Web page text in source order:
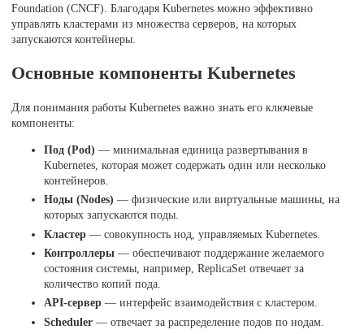
Foundation (CNCF). Благодаря Kubernetes можно эффективно
управлять кластерами из множества серверов, на которых
запускаются контейнеры.
Основные компоненты Kubernetes
Для понимания работы Kubernetes важно знать его ключевые
компоненты:
Под (Pod) — минимальная единица развертывания в
Kubernetes, которая может содержать один или несколько
контейнеров.
Ноды (Nodes) — физические или виртуальные машины, на
которых запускаются поды.
Кластер — совокупность нод, управляемых Kubernetes.
Контроллеры — обеспечивают поддержание желаемого
состояния системы, например, ReplicaSet отвечает за
количество копий пода.
API-сервер — интерфейс взаимодействия с кластером.
Scheduler — отвечает за распределение подов по нодам.